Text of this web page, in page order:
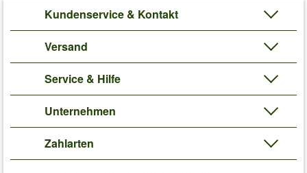
Kundenservice & Kontakt
Versand
Service & Hilfe
Unternehmen
Zahlarten